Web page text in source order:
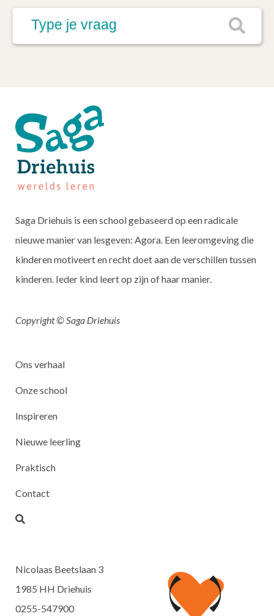
Saga Driehuis is een school gebaseerd op een radicale
nieuwe manier van lesgeven: Agora. Een leeromgeving die
kinderen motiveert en recht doet aan de verschillen tussen
kinderen. Ieder kind leert op zijn of haar manier.
Copyright © Saga Driehuis
Ons verhaal
Onze school
Inspireren
Nieuwe leerling
Praktisch
Contact
Nicolaas Beetslaan 3
1985 HH Driehuis
0255-547900